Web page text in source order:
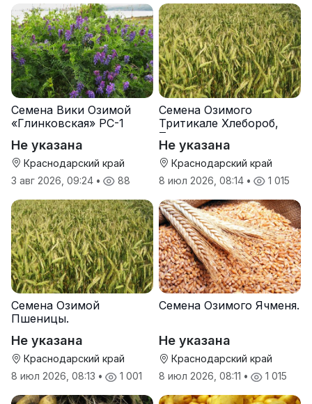
Семена Вики Озимой
«Глинковская» РС-1
Не указана
Краснодарский край
3 авг 2026, 09:24 • 88
Семена Озимого
Тритикале Хлебороб,
Тихон
Не указана
Краснодарский край
8 июл 2026, 08:14 • 1 015
Семена Озимой
Пшеницы.
Не указана
Краснодарский край
8 июл 2026, 08:13 • 1 001
Семена Озимого Ячменя.
Не указана
Краснодарский край
8 июл 2026, 08:11 • 1 015